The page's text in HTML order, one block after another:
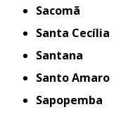
Sacomã
Santa Cecília
Santana
Santo Amaro
Sapopemba